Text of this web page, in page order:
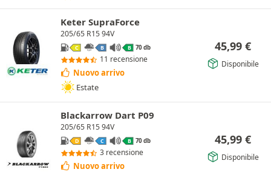
Keter SupraForce
205/65 R15 94V
C B B 70 db
11 recensione
Nuovo arrivo
Estate
45,99 €
Disponibile
Blackarrow Dart P09
205/65 R15 94V
D C B 70 db
3 recensione
Nuovo arrivo
45,99 €
Disponibile